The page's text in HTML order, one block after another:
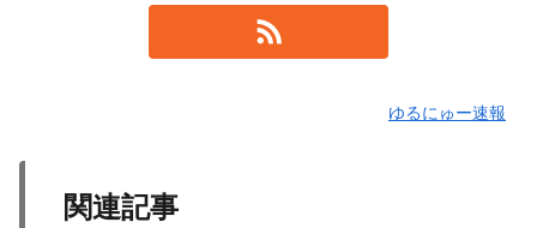
ゆるにゅー速報
関連記事